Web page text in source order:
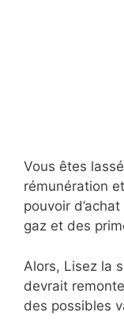
Vous êtes
rémunération
pouvoir
gaz et des
Alors, Lisez la
devrait
des possibles